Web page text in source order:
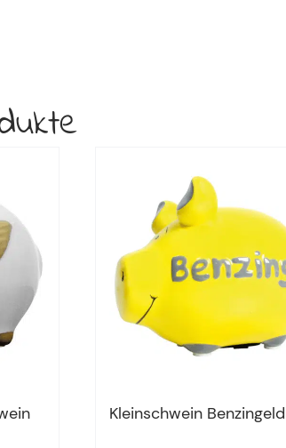
Kleinschwein Benzingeld